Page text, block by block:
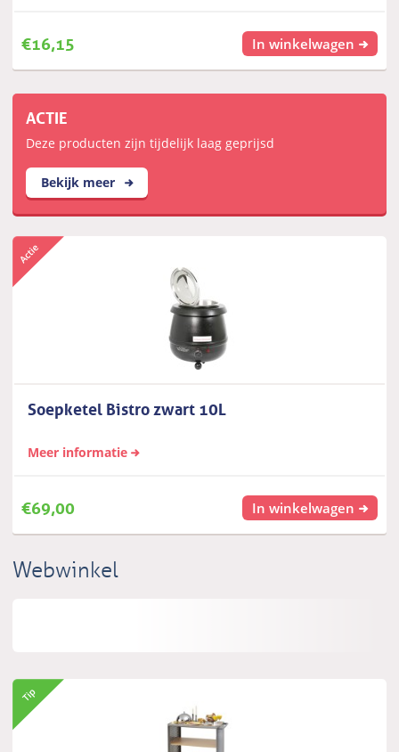
€16,15 In winkelwagen
ACTIE
Deze producten zijn tijdelijk laag geprijsd
Bekijk meer
Soepketel Bistro zwart 10L
Meer informatie
€69,00 In winkelwagen
Webwinkel